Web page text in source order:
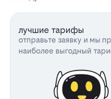
лучшие тарифы
отправьте заявку и мы
наиболее выгодный